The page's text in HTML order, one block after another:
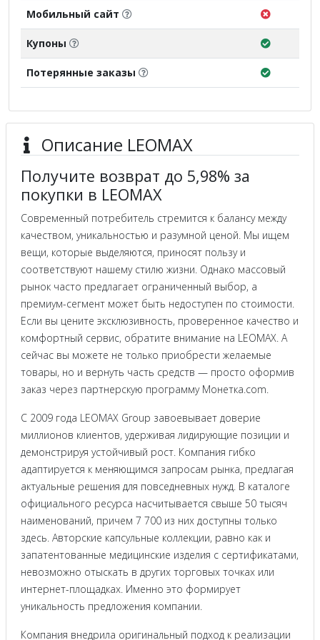
Мобильный сайт
Купоны
Потерянные заказы
Описание LEOMAX
Получите возврат до 5,98% за
покупки в LEOMAX
Современный потребитель стремится к балансу между
качеством, уникальностью и разумной ценой. Мы ищем
вещи, которые выделяются, приносят пользу и
соответствуют нашему стилю жизни. Однако массовый
рынок часто предлагает ограниченный выбор, а
премиум-сегмент может быть недоступен по стоимости.
Если вы цените эксклюзивность, проверенное качество и
комфортный сервис, обратите внимание на LEOMAX. А
сейчас вы можете не только приобрести желаемые
товары, но и вернуть часть средств — просто оформив
заказ через партнерскую программу Монетка.com.
С 2009 года LEOMAX Group завоевывает доверие
миллионов клиентов, удерживая лидирующие позиции и
демонстрируя устойчивый рост. Компания гибко
адаптируется к меняющимся запросам рынка, предлагая
актуальные решения для повседневных нужд. В каталоге
официального ресурса насчитывается свыше 50 тысяч
наименований, причем 7 700 из них доступны только
здесь. Авторские капсульные коллекции, равно как и
запатентованные медицинские изделия с сертификатами,
невозможно отыскать в других торговых точках или
интернет-площадках. Именно это формирует
уникальность предложения компании.
Компания внедрила оригинальный подход к реализации